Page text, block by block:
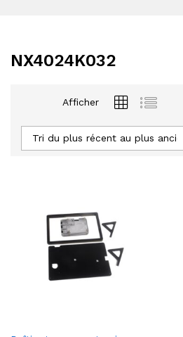
NX4024K032
Afficher
Tri du plus récent au plus ancien